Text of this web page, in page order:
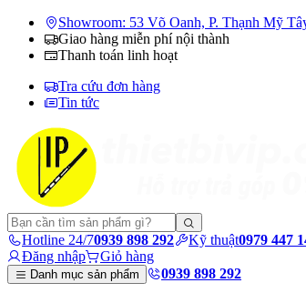
Showroom: 53 Võ Oanh, P. Thạnh Mỹ
Giao hàng miễn phí nội thành
Thanh toán linh hoạt
Tra cứu đơn hàng
Tin tức
Hotline 24/70939 898 292 Kỹ thuật0979 447
Đăng nhập
Giỏ hàng
Danh mục sản phẩm 0939 898 292